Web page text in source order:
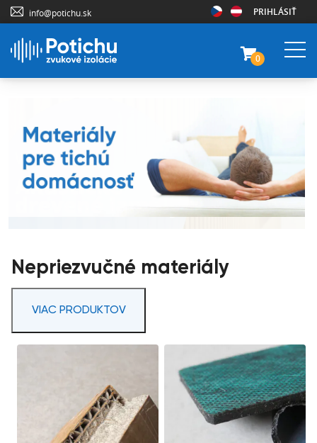
info@potichu.sk PRIHLÁSIŤ
0
Nepriezvučné materiály
VIAC PRODUKTOV